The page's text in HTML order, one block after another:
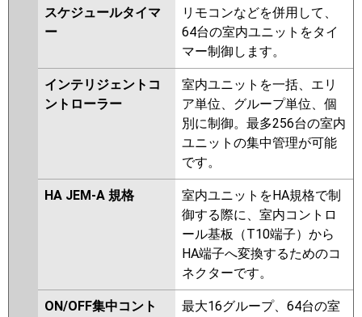
スケジュールタイマ
ー
リモコンなどを併用して、
64台の室内ユニットをタイ
マー制御します。
インテリジェントコ
ントローラー
室内ユニットを一括、エリ
ア単位、グループ単位、個
別に制御。最多256台の室内
ユニットの集中管理が可能
です。
HA JEM-A 規格
室内ユニットをHA規格で制
御する際に、室内コントロ
ール基板（T10端子）から
HA端子へ変換するためのコ
ネクターです。
ON/OFF集中コント
最大16グループ、64台の室